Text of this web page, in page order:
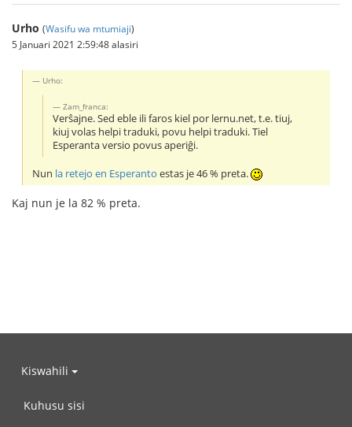
Urho (Wasifu wa mtumiaji)
5 Januari 2021 2:59:48 alasiri
Urho:
Zam_franca:
Verŝajne. Sed eble ili faros kiel por lernu.net, t.e. tiuj,
kiuj volas helpi traduki, povu helpi traduki. Tiel
Esperanta versio povus aperiĝi.
Nun la retejo en Esperanto estas je 46 % preta.
Kaj nun je la 82 % preta.
Kiswahili
Kuhusu sisi